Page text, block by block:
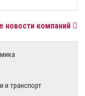
новости компаний
и транспорт